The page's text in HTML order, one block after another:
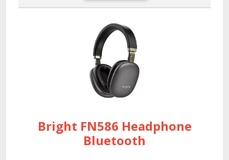
Bright FN586 Headphone
Bluetooth